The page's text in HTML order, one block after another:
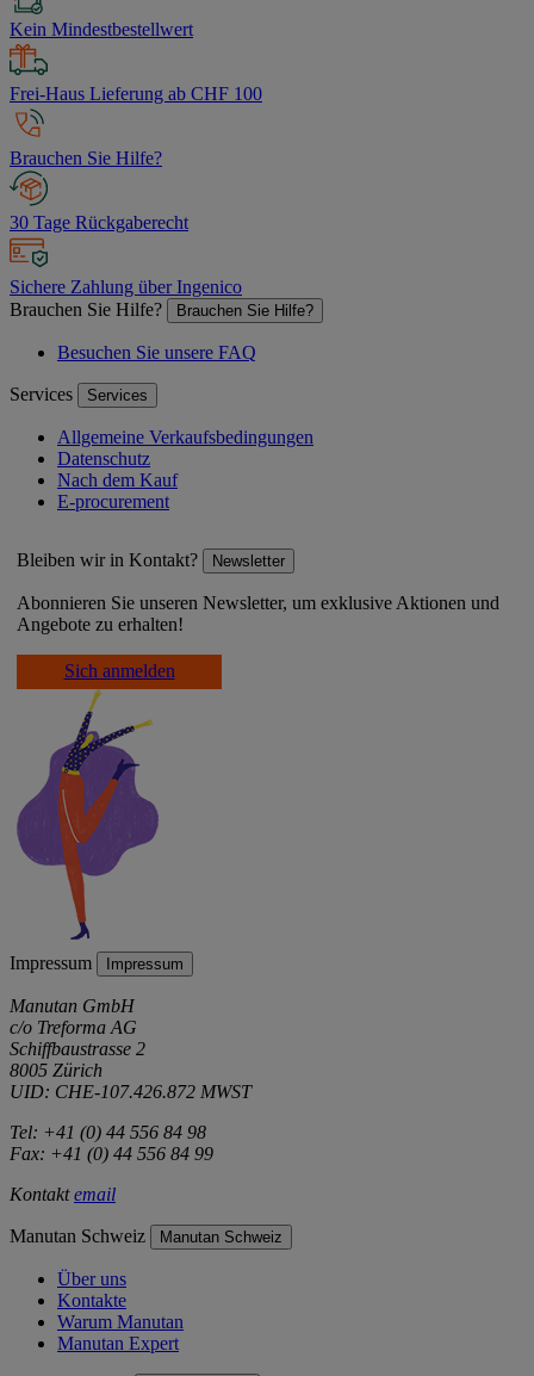
Kein Mindestbestellwert
Frei-Haus Lieferung ab CHF 100
Brauchen Sie Hilfe?
30 Tage Rückgaberecht
Sichere Zahlung über Ingenico
Brauchen Sie Hilfe?
Brauchen Sie Hilfe?
Besuchen Sie unsere FAQ
Services Services
Allgemeine Verkaufsbedingungen
Datenschutz
Nach dem Kauf
E-procurement
Bleiben wir in Kontakt? Newsletter
Abonnieren Sie unseren Newsletter, um exklusive Aktionen und
Angebote zu erhalten!
Sich anmelden
Impressum Impressum
Manutan GmbH
c/o Treforma AG
Schiffbaustrasse 2
8005 Zürich
UID: CHE-107.426.872 MWST
Tel: +41 (0) 44 556 84 98
Fax: +41 (0) 44 556 84 99
Kontaktemail
Manutan Schweiz Manutan Schweiz
Über uns
Kontakte
Warum Manutan
Manutan Expert